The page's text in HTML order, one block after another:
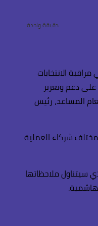
دقيقة واحدة
الانتخابات
على دعم وتعزيز
المساعد، رئيس
مختلف شركاء العملية
سيتناول ملاحظاتها